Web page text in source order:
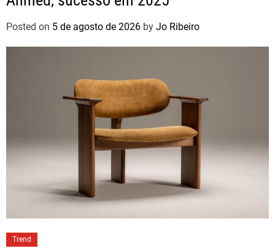
Posted on 5 de agosto de 2026 by Jo Ribeiro
Trend